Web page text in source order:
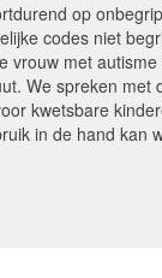
op
codes niet
vrouw met autisme
We spreken met
kwetsbare
in de hand kan